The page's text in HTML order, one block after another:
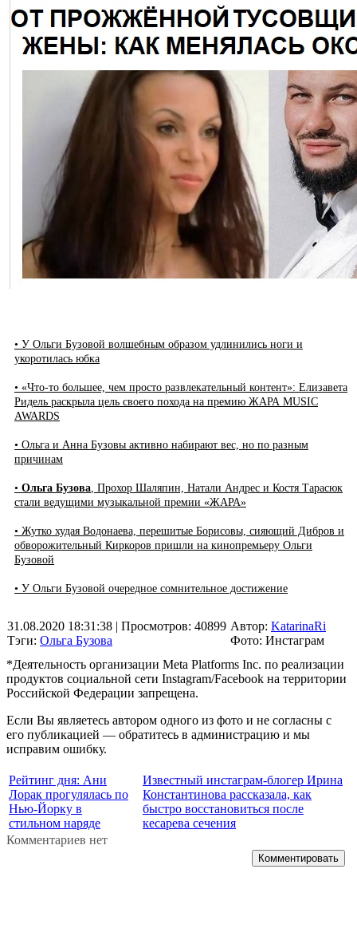
• У Ольги Бузовой волшебным образом удлинились ноги и
укоротилась юбка
• «Что-то большее, чем просто развлекательный контент»: Елизавета
Ридель раскрыла цель своего похода на премию ЖАРА MUSIC
AWARDS
• Ольга и Анна Бузовы активно набирают вес, но по разным
причинам
• Ольга Бузова, Прохор Шаляпин, Натали Андрес и Костя Тарасюк
стали ведущими музыкальной премии «ЖАРА»
• Жутко худая Водонаева, перешитые Борисовы, сияющий Дибров и
обворожительный Киркоров пришли на кинопремьеру Ольги
Бузовой
• У Ольги Бузовой очередное сомнительное достижение
31.08.2020 18:31:38 | Просмотров: 40899
Тэги: Ольга Бузова
Автор: KatarinaRi
Фото: Инстаграм
*Деятельность организации Meta Platforms Inc. по реализации
продуктов социальной сети Instagram/Facebook на территории
Российской Федерации запрещена.
Если Вы являетесь автором одного из фото и не согласны с
его публикацией — обратитесь в администрацию и мы
исправим ошибку.
Рейтинг дня: Ани
Лорак прогулялась по
Нью-Йорку в
стильном наряде
Известный инстаграм-блогер Ирина
Константинова рассказала, как
быстро восстановиться после
кесарева сечения
Комментариев нет
Комментировать